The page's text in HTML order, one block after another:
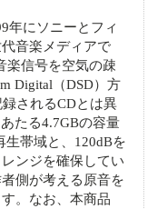
年にソニーとフィ
音楽メディアで
楽信号を空気の疎
Digital（DSD）方
されるCDとは異
たる4.7GBの容量
生帯域と、120dBを
ンジを確保してい
側が考える原音を
。なお、本商品